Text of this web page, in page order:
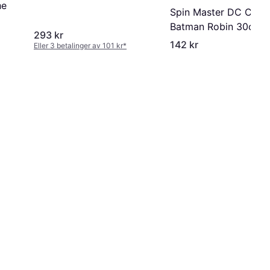
293 kr
Eller 3 betalinger av 101 kr*
Spin Master DC
Batman Robin 30cm
142 kr